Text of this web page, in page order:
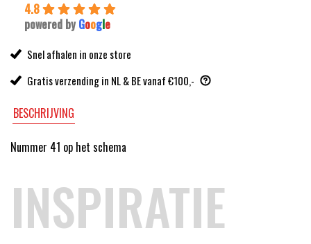
4.8
powered by Google
Snel afhalen in onze store
Gratis verzending in NL & BE vanaf €100,-
BESCHRIJVING
Nummer 41 op het schema
INSPIRATIE